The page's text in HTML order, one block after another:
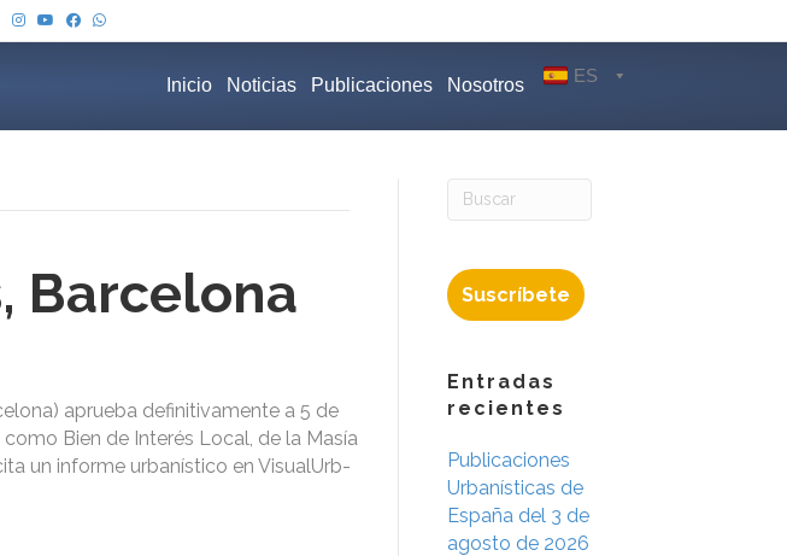
Inicio Noticias Publicaciones Nosotros ES
Barcelona
aprueba definitivamente a 5 de
Bien de Interés Local, de la Masía
un informe urbanístico en VisualUrb-
Suscríbete
Entradas
recientes
Publicaciones
Urbanísticas de
España del 3 de
agosto de 2026